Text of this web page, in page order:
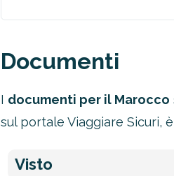
Documenti
I documenti per il Marocco
sul portale Viaggiare Sicuri,
Visto